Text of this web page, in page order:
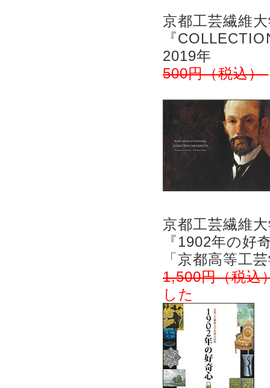
京都工芸繊維
『
2019年
500円（税込）
京都工芸繊維
『1902年の好
「京都高等工
1,500円（税込
した